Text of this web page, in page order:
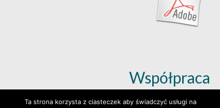
Współpraca
Ta strona korzysta z ciasteczek aby świadczyć usługi na